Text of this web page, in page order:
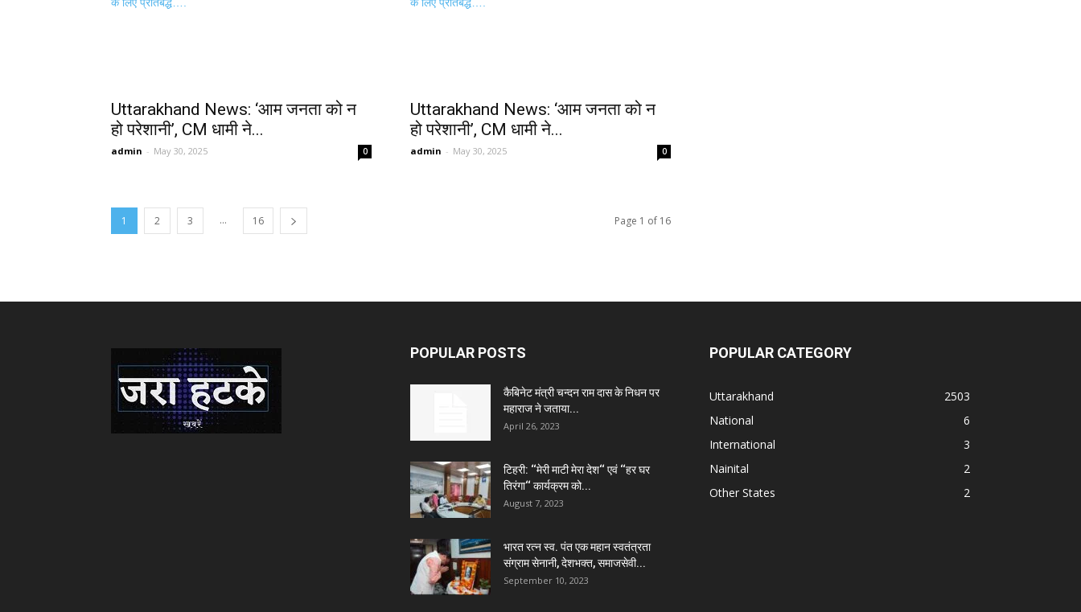
Uttarakhand News: ‘आम जनता को न
हो परेशानी’, CM धामी ने...
admin - May 30, 2025 0
Uttarakhand News: ‘आम जनता को न
हो परेशानी’, CM धामी ने...
admin - May 30, 2025 0
1 2 3 ... 16 Page 1 of 16
POPULAR POSTS
कैबिनेट मंत्री चन्दन राम दास के निधन पर
महाराज ने जताया...
April 26, 2023
टिहरी: ‘‘मेरी माटी मेरा देश‘‘ एवं ‘‘हर घर
तिरंगा‘‘ कार्यक्रम को...
August 7, 2023
भारत रत्न स्व. पंत एक महान स्वतंत्रता
संग्राम सेनानी, देशभक्त, समाजसेवी...
September 10, 2023
POPULAR CATEGORY
Uttarakhand
2503
National
6
International
3
Nainital
2
Other States
2